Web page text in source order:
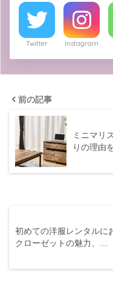
Twitter Instagram
前の記事
ミニマリ
りの理由
初めての洋服レンタルに
クローゼットの魅力、…